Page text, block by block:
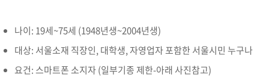
나이: 19세~75세 (1948년생~2004년생)
대상: 서울소재 직장인, 대학생, 자영업자 포함한 서울시민 누구나
요건: 스마트폰 소지자 (일부기종 제한-아래 사진참고)